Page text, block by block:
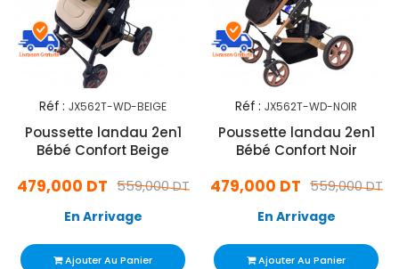
Réf : JX562T-WD-BEIGE
Poussette landau 2en1
Bébé Confort Beige
559,000 DT
479,000 DT
En Arrivage
Ajouter Au Panier
Réf : JX562T-WD-NOIR
Poussette landau 2en1
Bébé Confort Noir
559,000 DT
479,000 DT
En Arrivage
Ajouter Au Panier